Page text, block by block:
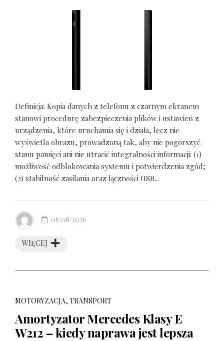
Definicja: Kopia danych z telefonu z czarnym ekranem
stanowi procedurę zabezpieczenia plików i ustawień z
urządzenia, które uruchamia się i działa, lecz nie
wyświetla obrazu, prowadzoną tak, aby nie pogorszyć
stanu pamięci ani nie utracić integralności informacji: (1)
możliwość odblokowania systemu i potwierdzenia zgód;
(2) stabilność zasilania oraz łączności USB...
WIĘCEJ
05/08/2026
MOTORYZACJA, TRANSPORT
Amortyzator Mercedes Klasy E
W212 – kiedy naprawa jest lepsza